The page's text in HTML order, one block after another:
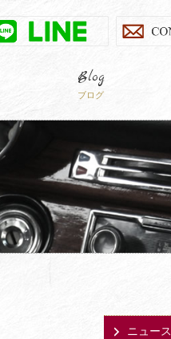
Blog
ブログ
ニュース